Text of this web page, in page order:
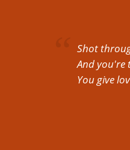
Shot
And you're
You give